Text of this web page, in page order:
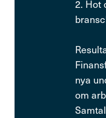
2. Hot
nya
om